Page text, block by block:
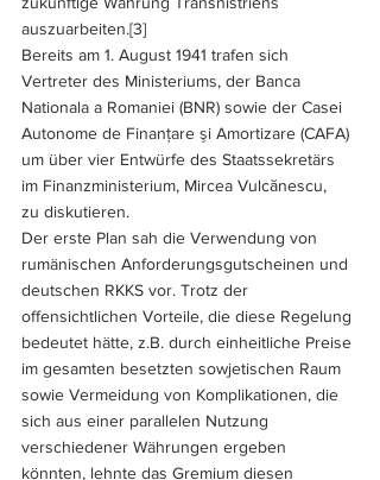
auszuarbeiten.[3]
Bereits am 1. August 1941 trafen sich
Vertreter des Ministeriums, der Banca
Nationala a Romaniei (BNR) sowie der Casei
Autonome de Finanţare şi Amortizare (CAFA)
um über vier Entwürfe des Staatssekretärs
im Finanzministerium, Mircea Vulcănescu,
zu diskutieren.
Der erste Plan sah die Verwendung von
rumänischen Anforderungsgutscheinen und
deutschen RKKS vor. Trotz der
offensichtlichen Vorteile, die diese Regelung
bedeutet hätte, z.B. durch einheitliche Preise
im gesamten besetzten sowjetischen Raum
sowie Vermeidung von Komplikationen, die
sich aus einer parallelen Nutzung
verschiedener Währungen ergeben
könnten, lehnte das Gremium diesen